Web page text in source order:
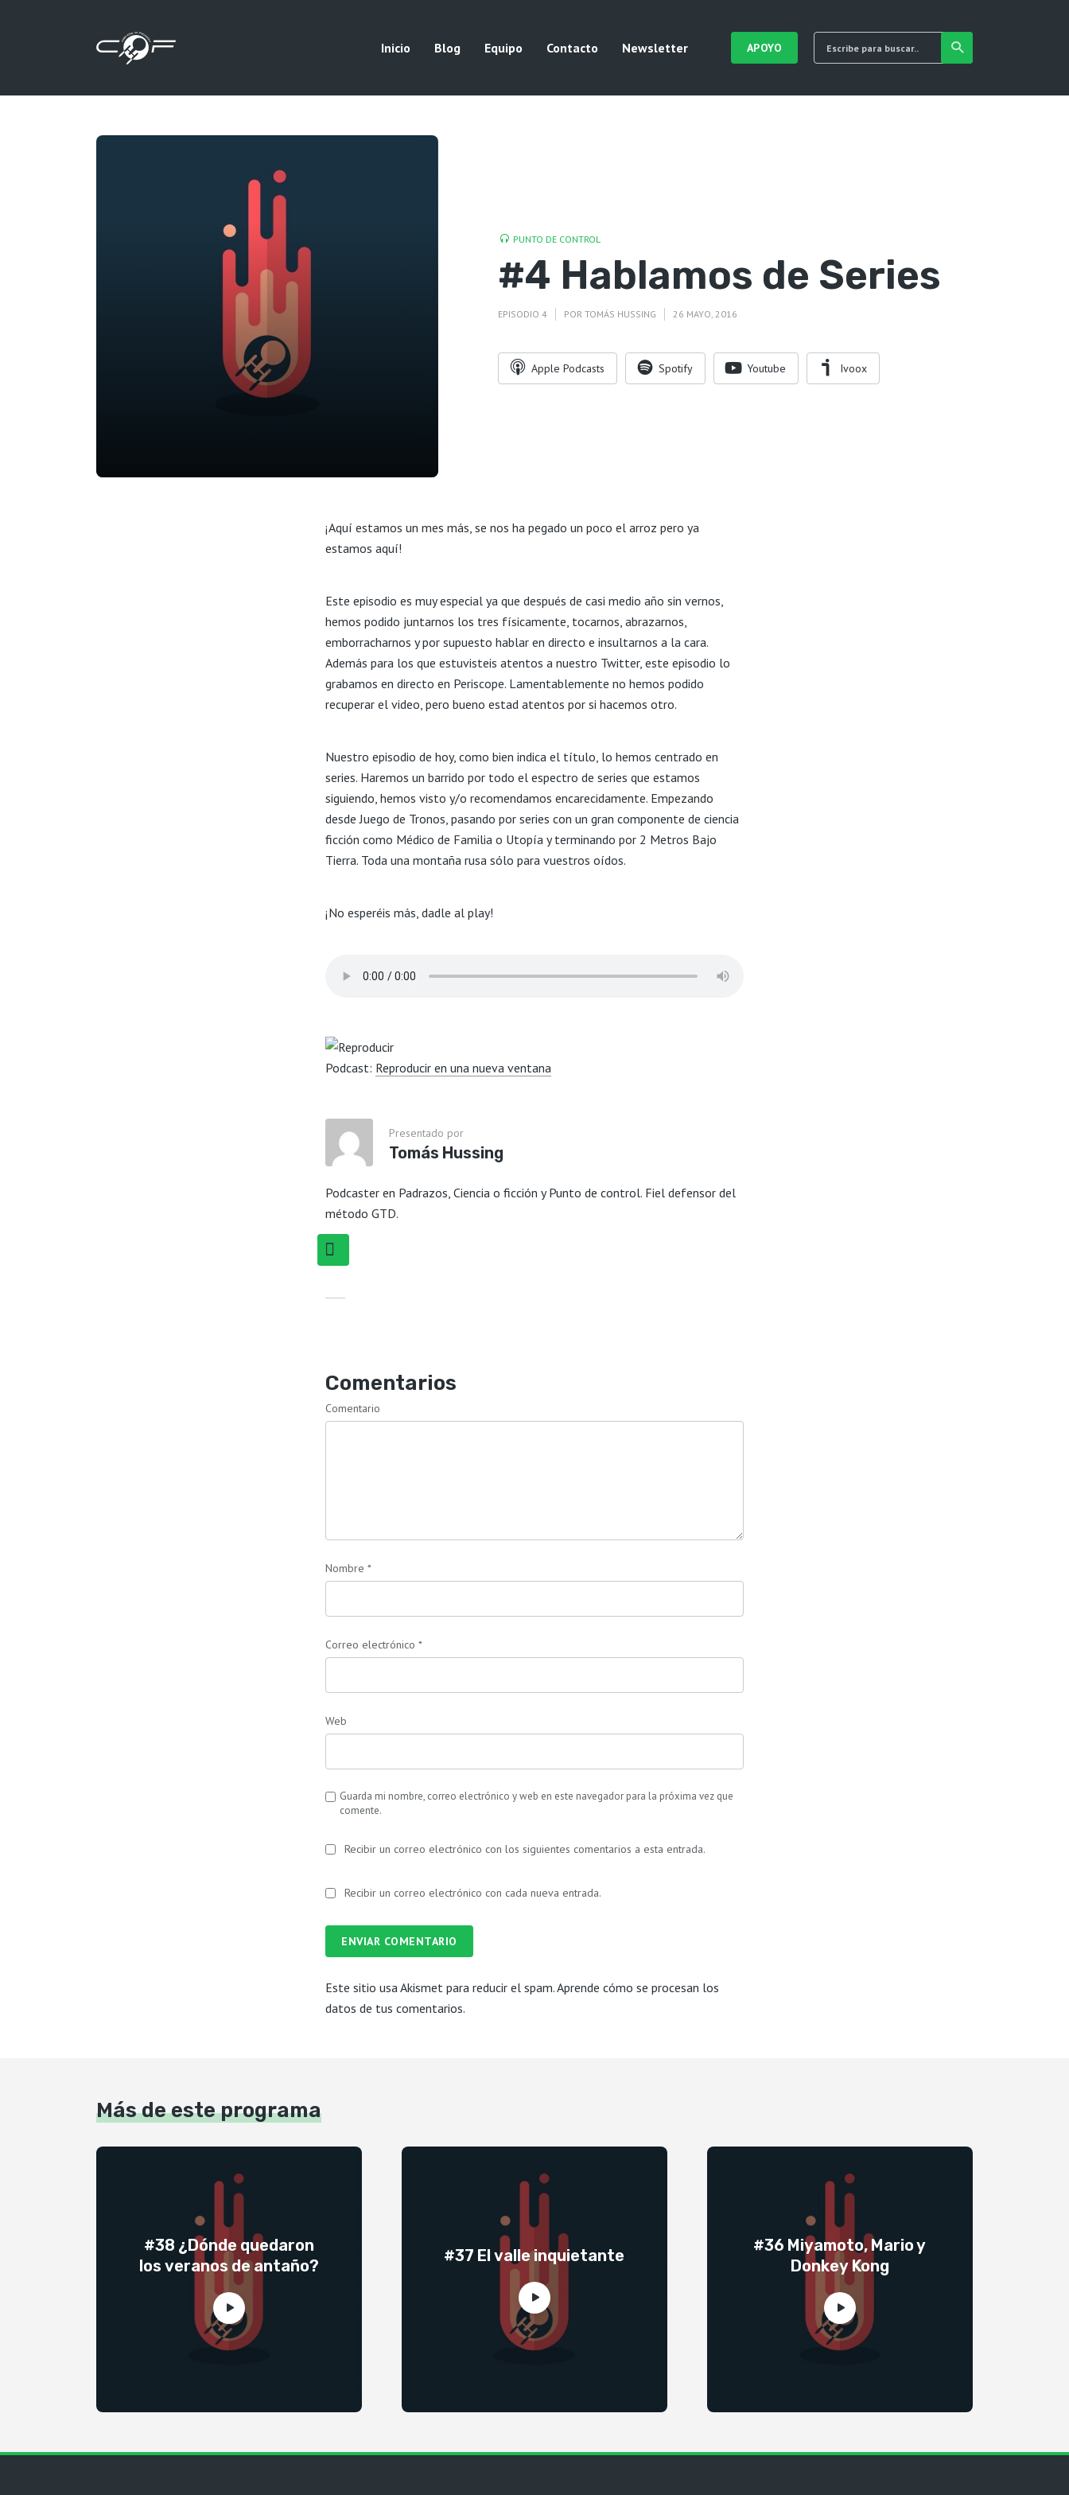
Inicio Blog Equipo Contacto Newsletter APOYO
PUNTO DE CONTROL
#4 Hablamos de Series
EPISODIO 4 POR TOMÁS HUSSING 26 MAYO, 2016
Apple Podcasts Spotify Youtube Ivoox
¡Aquí estamos un mes más, se nos ha pegado un poco el arroz pero ya
estamos aquí!
Este episodio es muy especial ya que después de casi medio año sin vernos,
hemos podido juntarnos los tres físicamente, tocarnos, abrazarnos,
emborracharnos y por supuesto hablar en directo e insultarnos a la cara.
Además para los que estuvisteis atentos a nuestro Twitter, este episodio lo
grabamos en directo en Periscope. Lamentablemente no hemos podido
recuperar el video, pero bueno estad atentos por si hacemos otro.
Nuestro episodio de hoy, como bien indica el título, lo hemos centrado en
series. Haremos un barrido por todo el espectro de series que estamos
siguiendo, hemos visto y/o recomendamos encarecidamente. Empezando
desde Juego de Tronos, pasando por series con un gran componente de ciencia
ficción como Médico de Familia o Utopía y terminando por 2 Metros Bajo
Tierra. Toda una montaña rusa sólo para vuestros oídos.
¡No esperéis más, dadle al play!
Podcast: Reproducir en una nueva ventana
Presentado por
Tomás Hussing
Podcaster en Padrazos, Ciencia o ficción y Punto de control. Fiel defensor del
método GTD.
Comentarios
Comentario
Nombre *
Correo electrónico *
Web
Guarda mi nombre, correo electrónico y web en este navegador para la próxima vez que
comente.
Recibir un correo electrónico con los siguientes comentarios a esta entrada.
Recibir un correo electrónico con cada nueva entrada.
ENVIAR COMENTARIO
Este sitio usa Akismet para reducir el spam.Aprende cómo se procesan los
datos de tus comentarios.
Más de este programa
#38 ¿Dónde quedaron
los veranos de antaño?
#37 El valle inquietante
#36 Miyamoto, Mario y
Donkey Kong